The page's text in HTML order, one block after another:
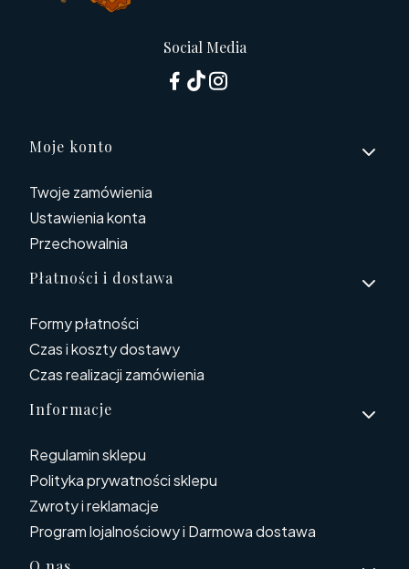
Social Media
Linki w stopce
Moje konto
Twoje zamówienia
Ustawienia konta
Przechowalnia
Płatności i dostawa
Formy płatności
Czas i koszty dostawy
Czas realizacji zamówienia
Informacje
Regulamin sklepu
Polityka prywatności sklepu
Zwroty i reklamacje
Program lojalnościowy i Darmowa dostawa